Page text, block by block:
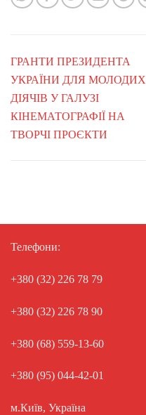
ГРАНТИ ПРЕЗИДЕНТА
УКРАЇНИ ДЛЯ МОЛОДИХ
ДІЯЧІВ У ГАЛУЗІ
КІНЕМАТОГРАФІЇ НА
ТВОРЧІ ПРОЄКТИ
Телефони:
+380 (32) 226 78 79
+380 (32) 226 78 90
+380 (68) 559-13-60
+380 (95) 044-42-01
м.Київ, Україна